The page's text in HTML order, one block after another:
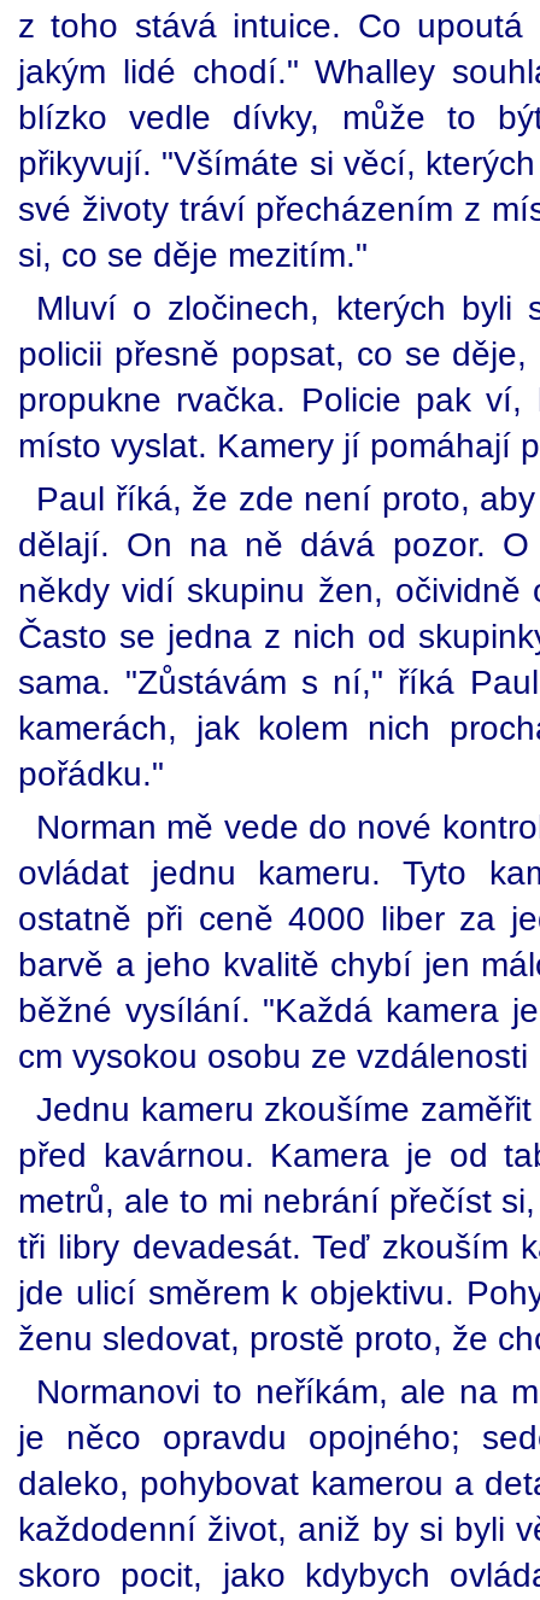
z toho stává intuice. Co upoutá
jakým lidé chodí." Whalley
blízko vedle dívky, může to
přikyvují. "Všímáte si věcí,
své životy tráví přecházením z
si, co se děje mezitím."
Mluví o zločinech, kterých byli
policii přesně popsat, co se
propukne rvačka. Policie pak
místo vyslat. Kamery jí pomáhají
Paul říká, že zde není proto,
dělají. On na ně dává pozor. O
někdy vidí skupinu žen,
Často se jedna z nich od
sama. "Zůstávám s ní," říká
kamerách, jak kolem nich
pořádku."
Norman mě vede do nové
ovládat jednu kameru. Tyto
ostatně při ceně 4000 liber za
barvě a jeho kvalitě chybí jen
běžné vysílání. "Každá kamera
cm vysokou osobu ze
Jednu kameru zkoušíme
před kavárnou. Kamera je od
metrů, ale to mi nebrání přečíst
tři libry devadesát. Teď zkouším
jde ulicí směrem k objektivu.
ženu sledovat, prostě proto, že
Normanovi to neříkám, ale na
je něco opravdu opojného;
daleko, pohybovat kamerou a
každodenní život, aniž by si byli
skoro pocit, jako kdybych